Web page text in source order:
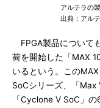
アルテラの
出典：アル
FPGA製品について
荷を開始した「MAX
いるという。この
SoCシリーズ、「Max
「Cyclone V SoC」